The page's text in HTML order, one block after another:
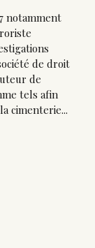
notamment
de droit
de
tels afin
cimenterie...